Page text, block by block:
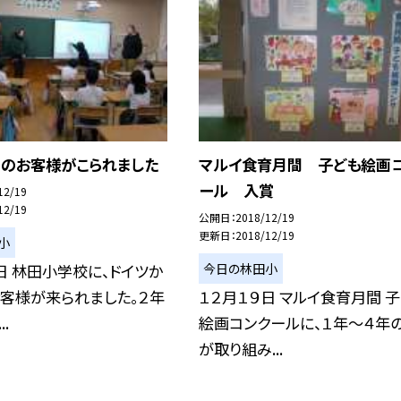
お客様がこられました
19
19
林田小学校に、ドイツか
様が来られました。２年
マルイ食育月間 子ども絵画
ール 入賞
公開日 2018/12/19
更新日 2018/12/19
今日の林田小
１２月１９日 マルイ食育月間
絵画コンクールに、１年〜４年
が取り組み...